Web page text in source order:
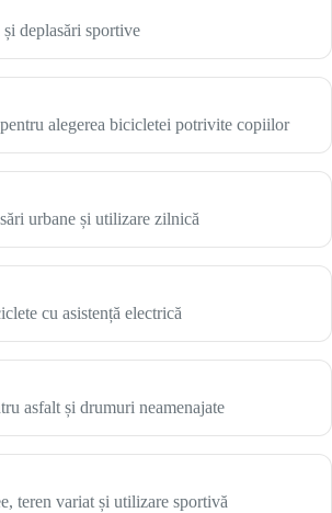
deplasări sportive
alegerea bicicletei potrivite copiilor
urbane și utilizare zilnică
cu asistență electrică
asfalt și drumuri neamenajate
teren variat și utilizare sportivă